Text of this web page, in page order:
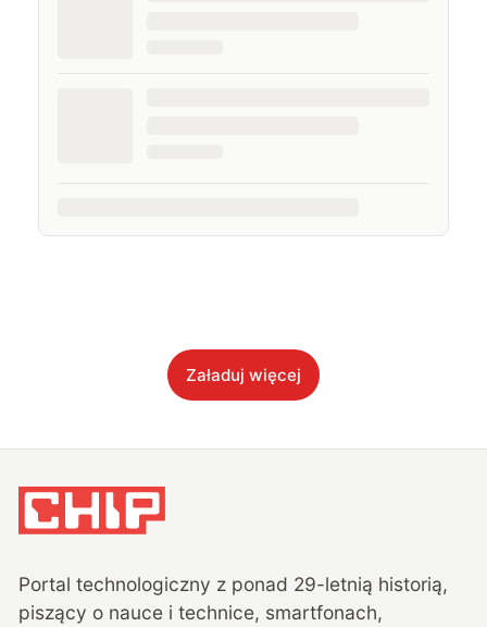
Załaduj więcej
Portal technologiczny z ponad 29-letnią historią,
piszący o nauce i technice, smartfonach,